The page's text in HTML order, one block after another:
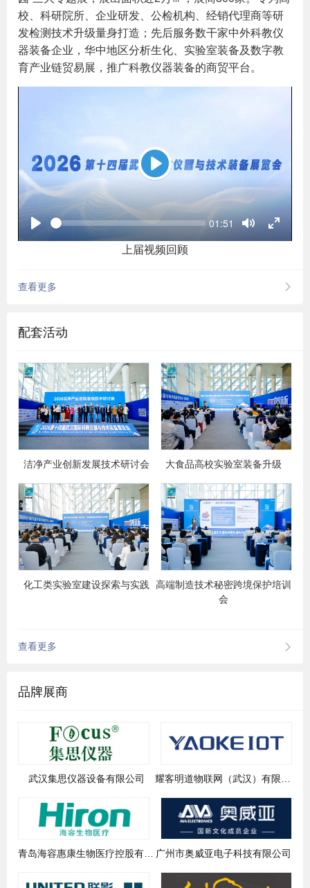
校、科研院所、企业研发、公检机构、经销代理商等研
发检测技术升级量身打造；先后服务数干家中外科教仪
器装备企业，华中地区分析生化、实验室装备及数字教
育产业链贸易展，推广科教仪器装备的商贸平台。
Play
Seek Current
01:51
Mute
上届视频回顾
查看更多
配套活动
洁净产业创新发展技术研讨会 大食品高校实验室装备升级
化工类实验室建设探索与实践 高端制造技术秘密跨境保护培训
会
查看更多
品牌展商
武汉集思仪器设备有限公司
青岛海容惠康生物医疗控股有限公司 广州市奥威亚电子科技有限公司